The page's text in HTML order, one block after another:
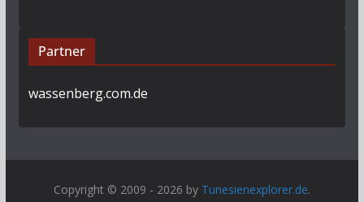
Partner
wassenberg.com.de
Copyright © 2009 - 2026 by Tunesienexplorer.de.